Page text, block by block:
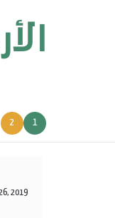
1
2
2019